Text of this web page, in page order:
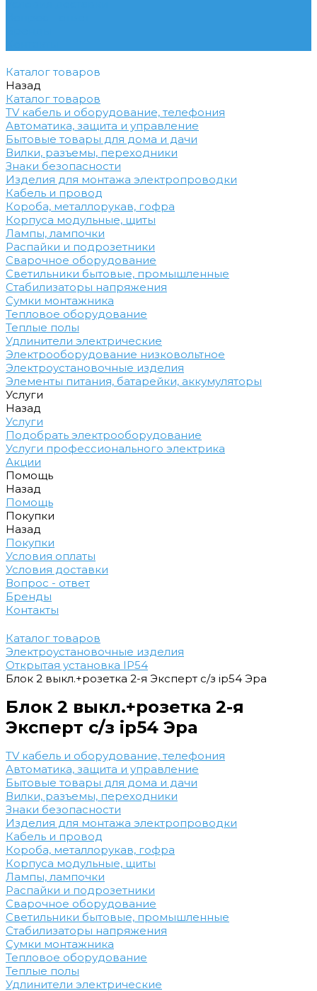
Каталог товаров
Назад
Каталог товаров
TV кабель и оборудование, телефония
Автоматика, защита и управление
Бытовые товары для дома и дачи
Вилки, разъемы, переходники
Знаки безопасности
Изделия для монтажа электропроводки
Кабель и провод
Короба, металлорукав, гофра
Корпуса модульные, щиты
Лампы, лампочки
Распайки и подрозетники
Сварочное оборудование
Светильники бытовые, промышленные
Стабилизаторы напряжения
Сумки монтажника
Тепловое оборудование
Теплые полы
Удлинители электрические
Электрооборудование низковольтное
Электроустановочные изделия
Элементы питания, батарейки, аккумуляторы
Услуги
Назад
Услуги
Подобрать электрооборудование
Услуги профессионального электрика
Акции
Помощь
Назад
Помощь
Покупки
Назад
Покупки
Условия оплаты
Условия доставки
Вопрос - ответ
Бренды
Контакты
Каталог товаров
Электроустановочные изделия
Открытая установка IP54
Блок 2 выкл.+розетка 2-я Эксперт с/з ip54 Эра
Блок 2 выкл.+розетка 2-я
Эксперт с/з ip54 Эра
TV кабель и оборудование, телефония
Автоматика, защита и управление
Бытовые товары для дома и дачи
Вилки, разъемы, переходники
Знаки безопасности
Изделия для монтажа электропроводки
Кабель и провод
Короба, металлорукав, гофра
Корпуса модульные, щиты
Лампы, лампочки
Распайки и подрозетники
Сварочное оборудование
Светильники бытовые, промышленные
Стабилизаторы напряжения
Сумки монтажника
Тепловое оборудование
Теплые полы
Удлинители электрические